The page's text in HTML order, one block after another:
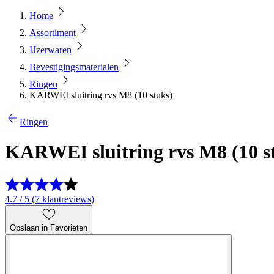
Home
Assortiment
IJzerwaren
Bevestigingsmaterialen
Ringen
KARWEI sluitring rvs M8 (10 stuks)
Ringen
KARWEI sluitring rvs M8 (10
4.7 / 5 (7 klantreviews)
Opslaan in Favorieten